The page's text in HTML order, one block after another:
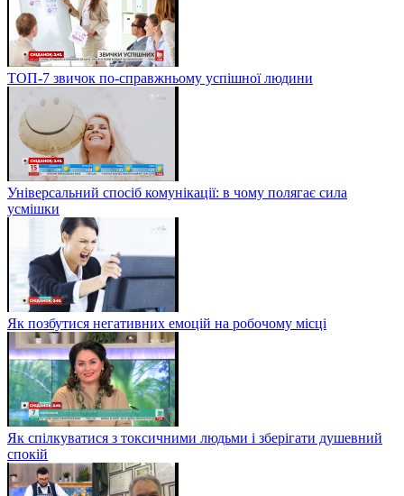
ТОП-7 звичок по-справжньому успішної людини
Універсальний спосіб комунікації: в чому полягає сила
усмішки
Як позбутися негативних емоцій на робочому місці
Як спілкуватися з токсичними людьми і зберігати душевний
спокій